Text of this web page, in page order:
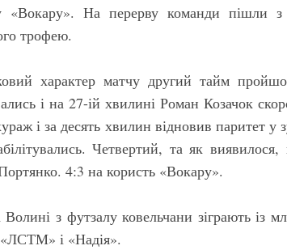
«Вокару». На перерву команди пішли
трофею.
характер матчу другий тайм
і на 27-ій хвилині Роман Козачок
і за десять хвилин відновив паритет у
Четвертий, та як
4:3 на користь «Вокару».
з футзалу ковельчани зіграють із
і «Надія».